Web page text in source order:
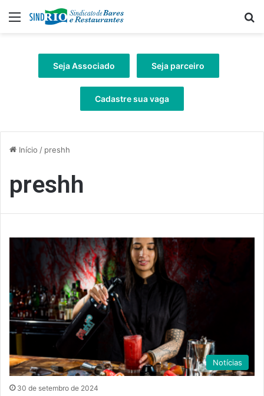
Menu
Seja Associado Seja parceiro
Cadastre sua vaga
Início / preshh
preshh
Notícias
30 de setembro de 2024